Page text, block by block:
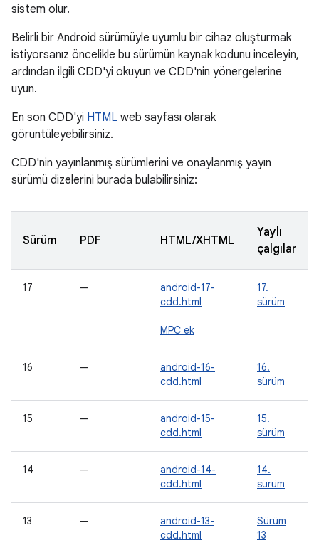
sistem olur.
Belirli bir Android sürümüyle uyumlu bir cihaz oluşturmak
istiyorsanız öncelikle bu sürümün kaynak kodunu inceleyin,
ardından ilgili CDD'yi okuyun ve CDD'nin yönergelerine
uyun.
En son CDD'yi HTML web sayfası olarak
görüntüleyebilirsiniz.
CDD'nin yayınlanmış sürümlerini ve onaylanmış yayın
sürümü dizelerini burada bulabilirsiniz:
Sürüm PDF HTML/XHTML
Yaylı
çalgılar
17 —
android-17-
cdd.html
17.
sürüm
MPC ek
16 —
android-16-
cdd.html
16.
sürüm
15 —
android-15-
cdd.html
15.
sürüm
14 —
android-14-
cdd.html
14.
sürüm
13 —
android-13-
cdd.html
Sürüm
13